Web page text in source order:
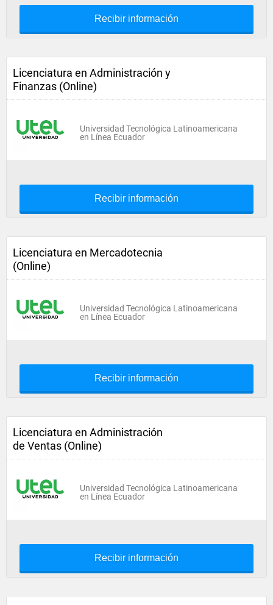
Recibir información
Licenciatura en Administración y
Finanzas (Online)
Universidad Tecnológica Latinoamericana
en Línea Ecuador
Recibir información
Licenciatura en Mercadotecnia
(Online)
Universidad Tecnológica Latinoamericana
en Línea Ecuador
Recibir información
Licenciatura en Administración
de Ventas (Online)
Universidad Tecnológica Latinoamericana
en Línea Ecuador
Recibir información